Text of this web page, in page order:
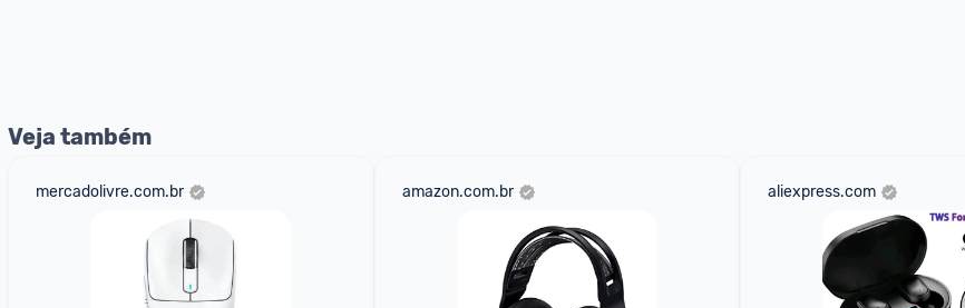
Veja também
mercadolivre.com.br amazon.com.br aliexpress.com